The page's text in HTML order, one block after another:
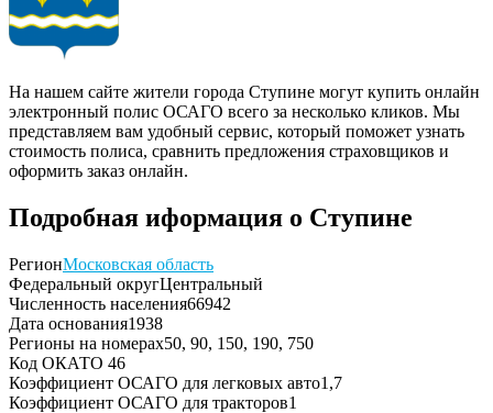
На нашем сайте жители города Ступине могут купить онлайн
электронный полис ОСАГО всего за несколько кликов. Мы
представляем вам удобный сервис, который поможет узнать
стоимость полиса, сравнить предложения страховщиков и
оформить заказ онлайн.
Подробная иформация о Ступине
РегионМосковская область
Федеральный округЦентральный
Численность населения66942
Дата основания1938
Регионы на номерах50, 90, 150, 190, 750
Код ОКАТО 46
Коэффициент ОСАГО для легковых авто1,7
Коэффициент ОСАГО для тракторов1